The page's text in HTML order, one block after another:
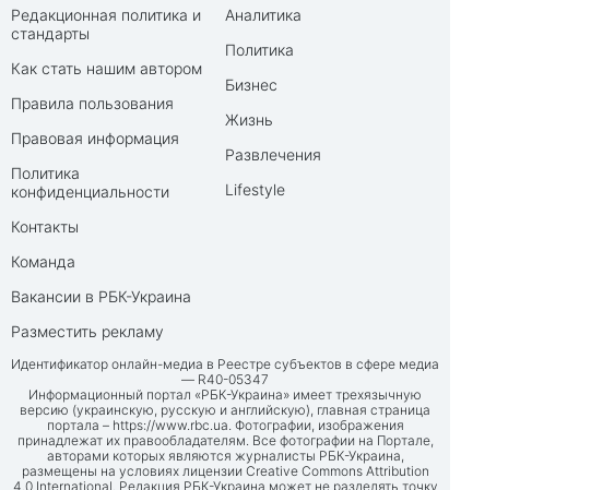
Редакционная политика и
стандарты
Как стать нашим автором
Правила пользования
Правовая информация
Политика
конфиденциальности
Контакты
Команда
Вакансии в РБК-Украина
Разместить рекламу
Аналитика
Политика
Бизнес
Жизнь
Развлечения
Lifestyle
Идентификатор онлайн-медиа в Реестре субъектов в сфере медиа
— R40-05347
Информационный портал «РБК-Украина» имеет трехязычную
версию (украинскую, русскую и английскую), главная страница
портала – https://www.rbc.ua . Фотографии, изображения
принадлежат их правообладателям. Все фотографии на Портале,
авторами которых являются журналисты РБК-Украина,
размещены на условиях лицензии Creative Commons Attribution
4.0 International. Редакция РБК-Украина может не разделять точку